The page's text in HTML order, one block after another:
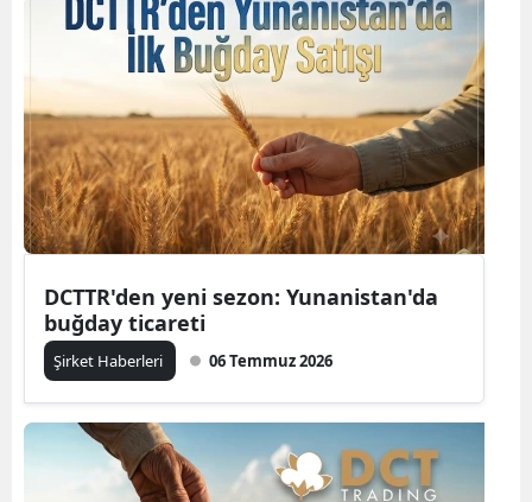
DCTTR'den yeni sezon: Yunanistan'da
buğday ticareti
Şirket Haberleri 06 Temmuz 2026